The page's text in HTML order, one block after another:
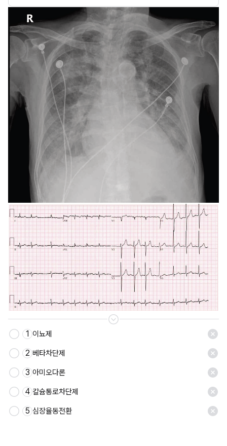
저장
1 이뇨제
2 베타차단제
3 아미오다론
4 칼슘통로차단제
5 심장율동전환